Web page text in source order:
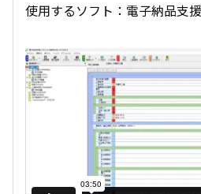
使用するソフト：電子納品支